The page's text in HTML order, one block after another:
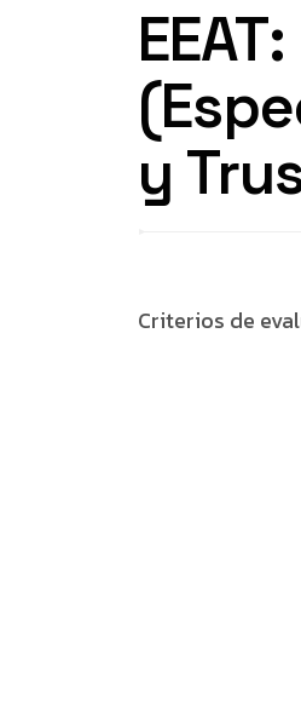
y
Criterios de